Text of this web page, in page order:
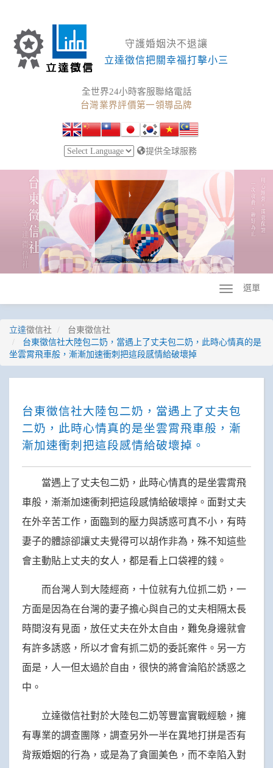
守護婚姻決不退讓
立達徵信把關幸福打擊小三
全世界24小時客服聯絡電話
台灣業界評價第一領導品牌
提供全球服務
選單
立達徵信社
台東徵信社
台東徵信社大陸包二奶，當遇上了丈夫包二奶，此時心情真的是
坐雲霄飛車般，漸漸加速衝刺把這段感情給破壞掉
台東徵信社大陸包二奶，當遇上了丈夫包
二奶，此時心情真的是坐雲霄飛車般，漸
漸加速衝刺把這段感情給破壞掉。
當遇上了丈夫包二奶，此時心情真的是坐雲霄飛
車般，漸漸加速衝刺把這段感情給破壞掉。面對丈夫
在外辛苦工作，面臨到的壓力與誘惑可真不小，有時
妻子的體諒卻讓丈夫覺得可以胡作非為，殊不知這些
會主動貼上丈夫的女人，都是看上口袋裡的錢。
而台灣人到大陸經商，十位就有九位抓二奶，一
方面是因為在台灣的妻子擔心與自己的丈夫相隔太長
時間沒有見面，放任丈夫在外太自由，難免身邊就會
有許多誘惑，所以才會有抓二奶的委託案件。另一方
面是，人一但太過於自由，很快的將會淪陷於誘惑之
中。
立達徵信社對於大陸包二奶等豐富實戰經驗，擁
有專業的調查團隊，調查另外一半在異地打拼是否有
背叛婚姻的行為，或是為了貪圖美色，而不幸陷入對